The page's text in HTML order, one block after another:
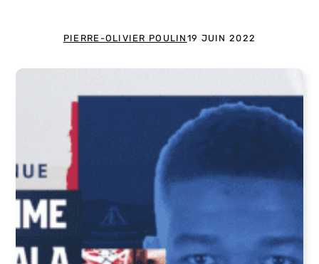
PIERRE-OLIVIER POULIN 19 JUIN 2022